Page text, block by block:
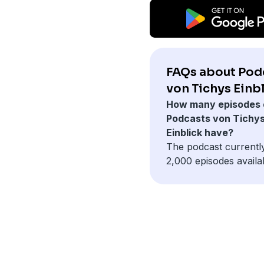
FAQs about
von Tichys
How many episodes
Podcasts von
Einblick have?
The podcast
2,000 episodes